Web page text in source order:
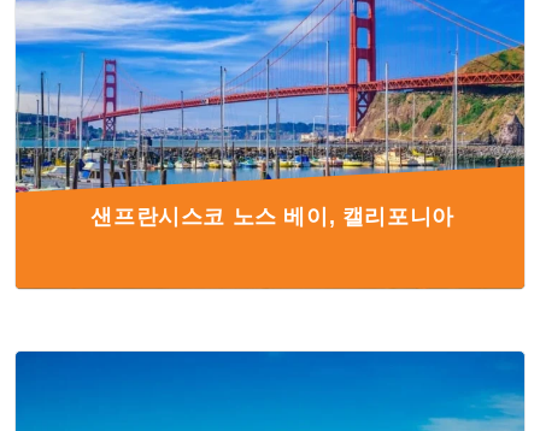
샌프란시스코 노스 베이, 캘리포니아